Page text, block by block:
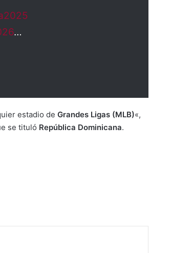
…
estadio de Grandes Ligas (MLB)«,
se tituló República Dominicana.